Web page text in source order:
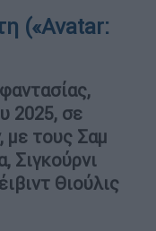
(«Avatar:
2025, σε
με τους Σαμ
Σιγκούρνι
Θιούλις